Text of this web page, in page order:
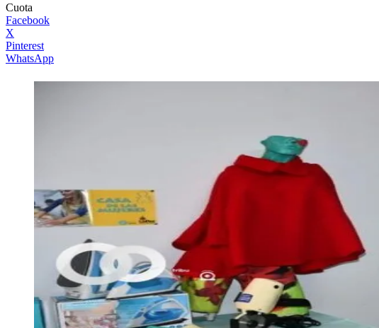
Cuota
Facebook
X
Pinterest
WhatsApp